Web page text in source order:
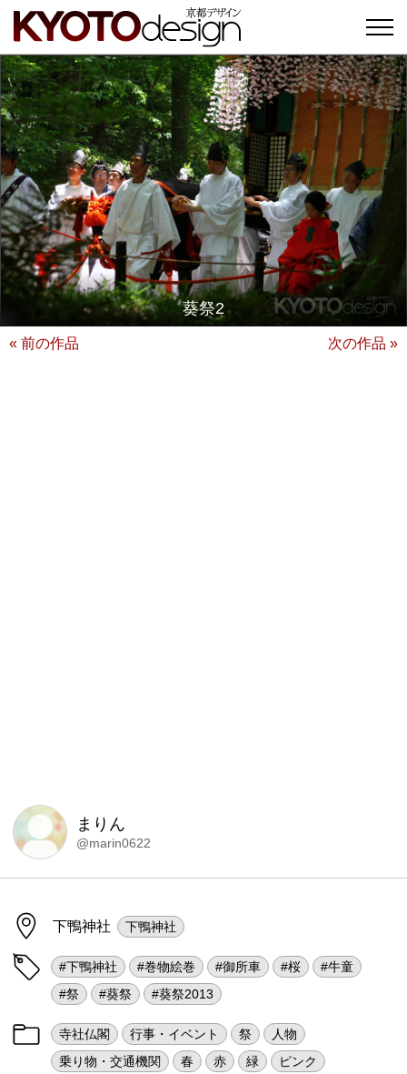
葵祭2
« 前の作品 次の作品 »
まりん
@marin0622
下鴨神社 下鴨神社
#下鴨神社 #巻物絵巻 #御所車 #桜
#牛童
#祭
#葵祭 #葵祭2013
寺社仏閣 行事・イベント 祭
人物
乗り物・交通機関
春 赤 緑 ピンク